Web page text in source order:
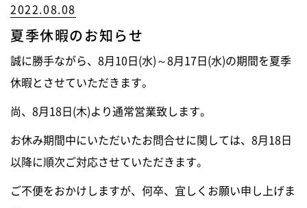
商品ラインナップ
施工実績
MARIMO Life Story
会社情報
ブログ
2022.08.08
夏季休暇のお知らせ
誠に勝手ながら、8月10日(水)～8月17日(水)の期間を夏季
休暇とさせていただきます。
尚、8月18日(木)より通常営業致します。
お休み期間中にいただいたお問合せに関しては、8月18日
以降に順次ご対応させていただきます。
ご不便をおかけしますが、何卒、宜しくお願い申し上げま